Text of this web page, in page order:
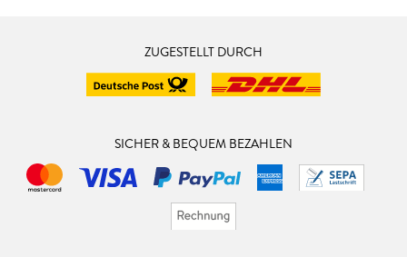
ZUGESTELLT DURCH
SICHER & BEQUEM BEZAHLEN